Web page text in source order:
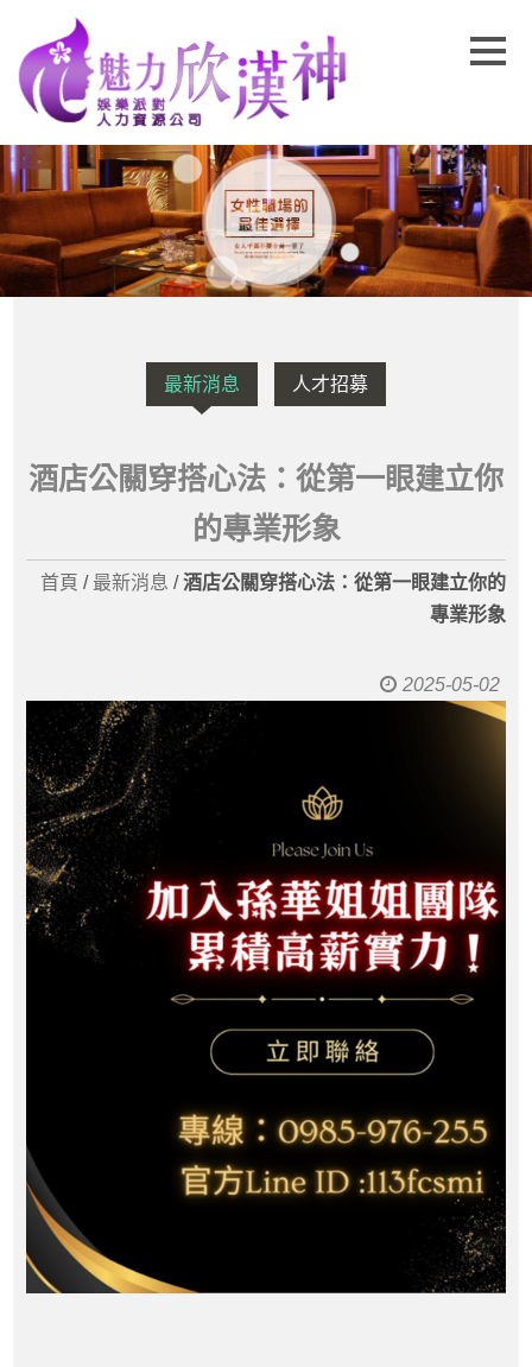
最新消息 人才招募
酒店公關穿搭心法：從第一眼建立你
的專業形象
首頁 / 最新消息 /酒店公關穿搭心法：從第一眼建立你的
專業形象
2025-05-02